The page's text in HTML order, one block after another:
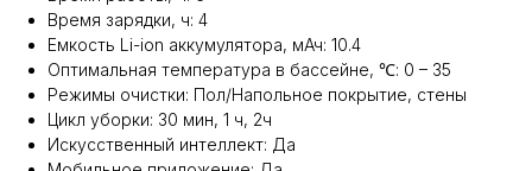
Время зарядки, ч: 4
Емкость Li-ion аккумулятора, мАч: 10.4
Оптимальная температура в бассейне, ℃: 0 – 35
Режимы очистки: Пол/Напольное покрытие, стены
Цикл уборки: 30 мин, 1 ч, 2ч
Искусственный интеллект: Да